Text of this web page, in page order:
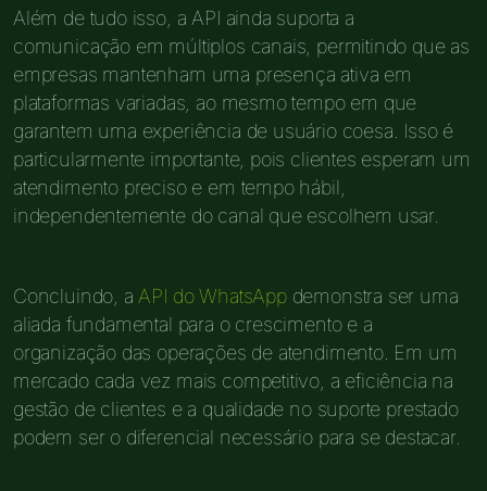
Além de tudo isso, a API ainda suporta a
comunicação em múltiplos canais, permitindo que as
empresas mantenham uma presença ativa em
plataformas variadas, ao mesmo tempo em que
garantem uma experiência de usuário coesa. Isso é
particularmente importante, pois clientes esperam um
atendimento preciso e em tempo hábil,
independentemente do canal que escolhem usar.
Concluindo, a API do WhatsAppdemonstra ser uma
aliada fundamental para o crescimento e a
organização das operações de atendimento. Em um
mercado cada vez mais competitivo, a eficiência na
gestão de clientes e a qualidade no suporte prestado
podem ser o diferencial necessário para se destacar.